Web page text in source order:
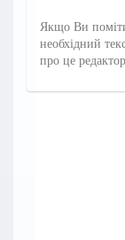
Якщо Ви
необхідний
про це